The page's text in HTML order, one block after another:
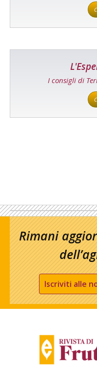
I consigli di
Rimani
Iscriviti alle